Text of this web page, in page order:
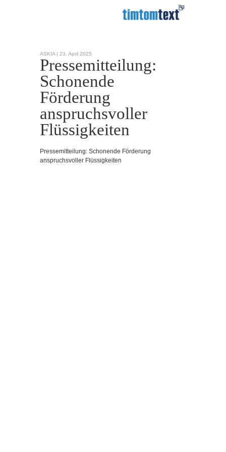
ASKIA | 23. April 2025
Pressemitteilung:
Schonende
Förderung
anspruchsvoller
Flüssigkeiten
Pressemitteilung: Schonende Förderung
anspruchsvoller Flüssigkeiten